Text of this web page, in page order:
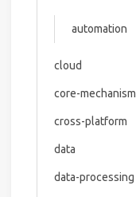
automation
cloud
core-mechanism
cross-platform
data
data-processing